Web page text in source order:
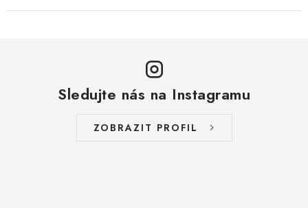
OŘECHY PRAŽENÉ, SOLENÉ A DOCHUCENÉ /
PISTÁCIE PRAŽENÉ SOLENÉ
Sledujte nás na Instagramu
ZOBRAZIT PROFIL